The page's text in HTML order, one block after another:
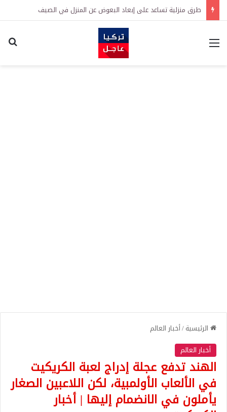
طرق منزلية تساعد على إبعاد البعوض عن المنزل في الصيف
القائمة
الرئيسية/أخبار العالم
أخبار العالم
الهند تدفع عجلة إدراج لعبة الكريكيت
في الألعاب الأولمبية، لكن اللاعبين الصغار
يأملون في الانضمام إليها | أخبار